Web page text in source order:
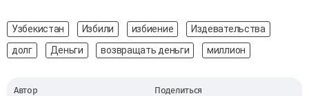
Узбекистан Избили избиение
Издевательства
долг
Деньги возвращать деньги миллион
Автор Поделиться